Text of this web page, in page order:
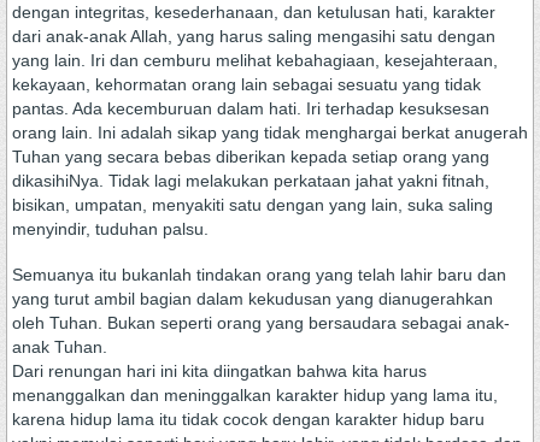
dengan integritas, kesederhanaan, dan ketulusan hati, karakter
dari anak-anak Allah, yang harus saling mengasihi satu dengan
yang lain. Iri dan cemburu melihat kebahagiaan, kesejahteraan,
kekayaan, kehormatan orang lain sebagai sesuatu yang tidak
pantas. Ada kecemburuan dalam hati. Iri terhadap kesuksesan
orang lain. Ini adalah sikap yang tidak menghargai berkat anugerah
Tuhan yang secara bebas diberikan kepada setiap orang yang
dikasihiNya. Tidak lagi melakukan perkataan jahat yakni fitnah,
bisikan, umpatan, menyakiti satu dengan yang lain, suka saling
menyindir, tuduhan palsu.
Semuanya itu bukanlah tindakan orang yang telah lahir baru dan
yang turut ambil bagian dalam kekudusan yang dianugerahkan
oleh Tuhan. Bukan seperti orang yang bersaudara sebagai anak-
anak Tuhan.
Dari renungan hari ini kita diingatkan bahwa kita harus
menanggalkan dan meninggalkan karakter hidup yang lama itu,
karena hidup lama itu tidak cocok dengan karakter hidup baru